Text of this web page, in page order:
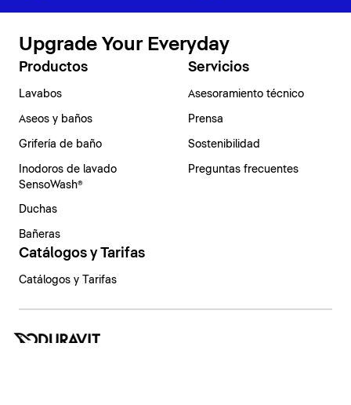
Upgrade Your Everyday
Productos
Lavabos
Aseos y baños
Grifería de baño
Inodoros de lavado
SensoWash®
Duchas
Bañeras
Servicios
Asesoramiento técnico
Prensa
Sostenibilidad
Preguntas frecuentes
Catálogos y Tarifas
Catálogos y Tarifas